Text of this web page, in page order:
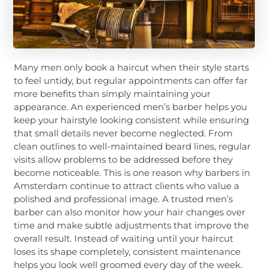
Many men only book a haircut when their style starts
to feel untidy, but regular appointments can offer far
more benefits than simply maintaining your
appearance. An experienced men’s barber helps you
keep your hairstyle looking consistent while ensuring
that small details never become neglected. From
clean outlines to well-maintained beard lines, regular
visits allow problems to be addressed before they
become noticeable. This is one reason why barbers in
Amsterdam continue to attract clients who value a
polished and professional image. A trusted men’s
barber can also monitor how your hair changes over
time and make subtle adjustments that improve the
overall result. Instead of waiting until your haircut
loses its shape completely, consistent maintenance
helps you look well groomed every day of the week.